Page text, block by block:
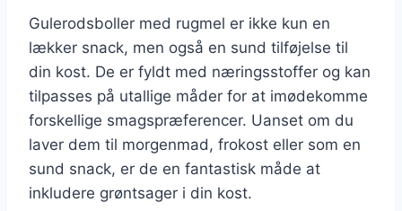
Gulerodsboller med rugmel er ikke kun en
lækker snack, men også en sund tilføjelse til
din kost. De er fyldt med næringsstoffer og kan
tilpasses på utallige måder for at imødekomme
forskellige smagspræferencer. Uanset om du
laver dem til morgenmad, frokost eller som en
sund snack, er de en fantastisk måde at
inkludere grøntsager i din kost.